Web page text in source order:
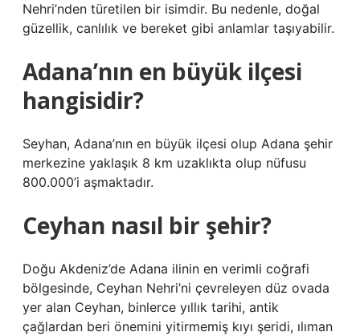
Nehri’nden türetilen bir isimdir. Bu nedenle, doğal
güzellik, canlılık ve bereket gibi anlamlar taşıyabilir.
Adana’nın en büyük ilçesi
hangisidir?
Seyhan, Adana’nın en büyük ilçesi olup Adana şehir
merkezine yaklaşık 8 km uzaklıkta olup nüfusu
800.000’i aşmaktadır.
Ceyhan nasıl bir şehir?
Doğu Akdeniz’de Adana ilinin en verimli coğrafi
bölgesinde, Ceyhan Nehri’ni çevreleyen düz ovada
yer alan Ceyhan, binlerce yıllık tarihi, antik
çağlardan beri önemini yitirmemiş kıyı şeridi, ılıman